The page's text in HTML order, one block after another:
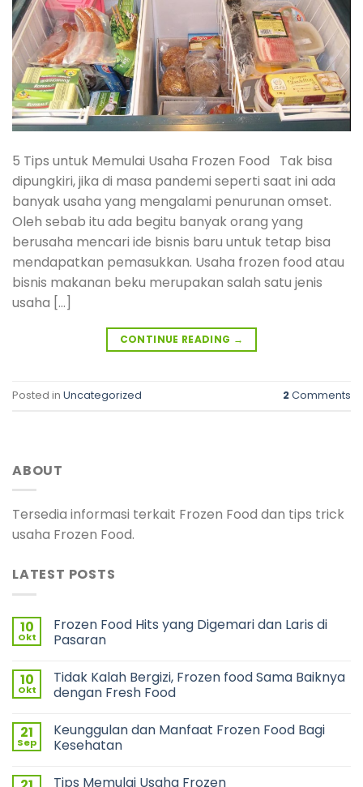
5 Tips untuk Memulai Usaha Frozen Food Tak bisa
dipungkiri, jika di masa pandemi seperti saat ini ada
banyak usaha yang mengalami penurunan omset.
Oleh sebab itu ada begitu banyak orang yang
berusaha mencari ide bisnis baru untuk tetap bisa
mendapatkan pemasukkan. Usaha frozen food atau
bisnis makanan beku merupakan salah satu jenis
usaha […]
CONTINUE READING →
Posted in Uncategorized 2Comments
ABOUT
Tersedia informasi terkait Frozen Food dan tips trick
usaha Frozen Food.
LATEST POSTS
10
Okt
Frozen Food Hits yang Digemari dan Laris di
Pasaran
10
Okt
Tidak Kalah Bergizi, Frozen food Sama Baiknya
dengan Fresh Food
21
Sep
Keunggulan dan Manfaat Frozen Food Bagi
Kesehatan
Tips Memulai Usaha Frozen